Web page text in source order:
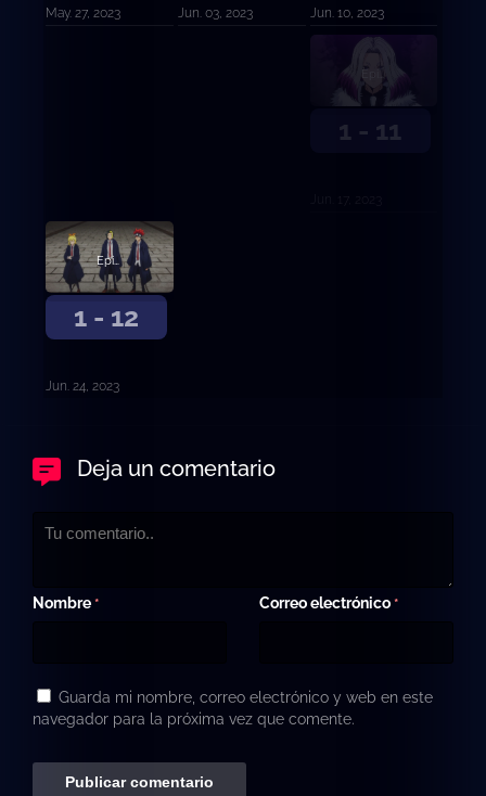
May. 27, 2023 Jun. 03, 2023 Jun. 10, 2023
1 - 11
Episodio 11
1 - 12
Episodio 12
Jun. 24, 2023
Deja un comentario
Nombre * Correo electrónico *
Guarda mi nombre, correo electrónico y web en este
navegador para la próxima vez que comente.